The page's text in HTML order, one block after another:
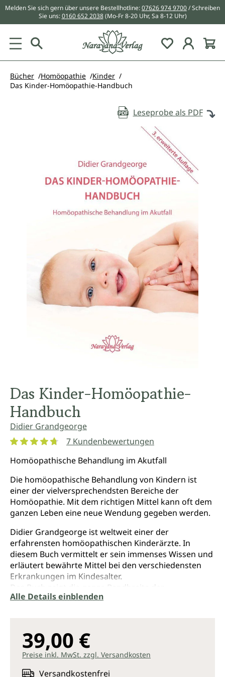
springen
Melden Sie sich gern über unsere Bestellhotline:07626 974 9700/ Schreiben
Sie uns:0160 652 2038 (Mo-Fr 8-20 Uhr, Sa 8-12 Uhr)
Du hast 0
Bücher Homöopathie
Kinder
Das Kinder-Homöopathie-Handbuch
Leseprobe als PDF
Das Kinder-Homöopathie-
Handbuch
Didier Grandgeorge
7 Kundenbewertungen
Homöopathische Behandlung im Akutfall
Die homöopathische Behandlung von Kindern ist
einer der vielversprechendsten Bereiche der
Homöopathie. Mit dem richtigen Mittel kann oft dem
ganzen Leben eine neue Wendung gegeben werden.
Didier Grandgeorge ist weltweit einer der
erfahrensten homöopathischen Kinderärzte. In
diesem Buch vermittelt er sein immenses Wissen und
erläutert be­währte Mittel bei den verschiedensten
Erkrankungen im Kindesalter.
Das Buch zeigt die ganze Bandbreite der
homöopathischen Behandlung bei Kindern. Die
beispielsweise durch so zentrale Themen wie
Impfungen, Depressionen, Übergewicht, Autismus,
Unfruchtbarkeit, Frühgeburt oder Reflux. Auch dem
Alle Details einblenden
39,00 €
Preise inkl. MwSt. zzgl. Versandkosten
Versandkostenfrei